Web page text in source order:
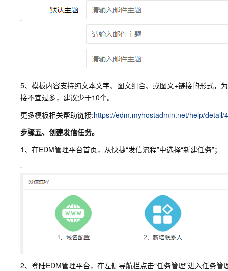
5、模板内容支持纯文本文字、图文组合、或图文+链接的形式，
接不宜过多，建议少于10个。
更多模板相关帮助链接:https://edm.myhostadmin.net/help/detail/
步骤五、创建发信任务。
1、在EDM管理平台首页，从快捷“发信流程”中选择“新建任务”；
2、登陆EDM管理平台，在左侧导航栏点击“任务管理”进入任务管